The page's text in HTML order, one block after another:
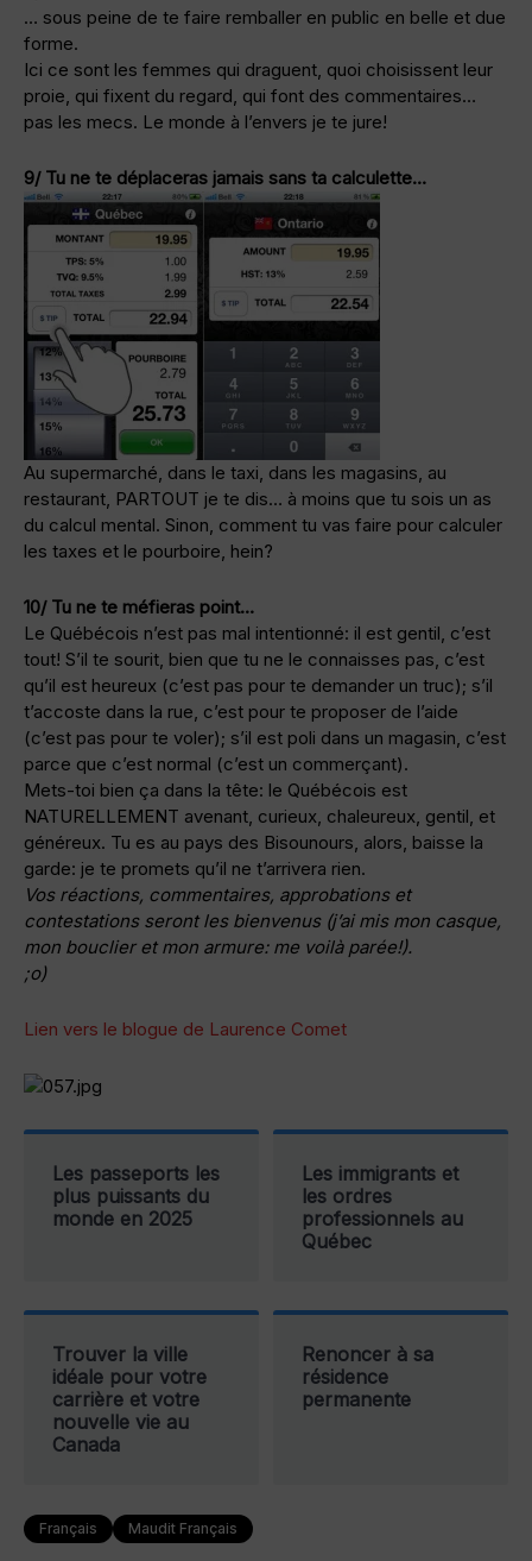
… sous peine de te faire remballer en public en belle et due
forme.
Ici ce sont les femmes qui draguent, quoi choisissent leur
proie, qui fixent du regard, qui font des commentaires…
pas les mecs. Le monde à l’envers je te jure!
9/ Tu ne te déplaceras jamais sans ta calculette…
Au supermarché, dans le taxi, dans les magasins, au
restaurant, PARTOUT je te dis… à moins que tu sois un as
du calcul mental. Sinon, comment tu vas faire pour calculer
les taxes et le pourboire, hein?
10/ Tu ne te méfieras point…
Le Québécois n’est pas mal intentionné: il est gentil, c’est
tout! S’il te sourit, bien que tu ne le connaisses pas, c’est
qu’il est heureux (c’est pas pour te demander un truc); s’il
t’accoste dans la rue, c’est pour te proposer de l’aide
(c’est pas pour te voler); s’il est poli dans un magasin, c’est
parce que c’est normal (c’est un commerçant).
Mets-toi bien ça dans la tête: le Québécois est
NATURELLEMENT avenant, curieux, chaleureux, gentil, et
généreux. Tu es au pays des Bisounours, alors, baisse la
garde: je te promets qu’il ne t’arrivera rien.
Vos réactions, commentaires, approbations et
contestations seront les bienvenus (j’ai mis mon casque,
mon bouclier et mon armure: me voilà parée!).
;o)
Lien vers le blogue de Laurence Comet
Les passeports les
plus puissants du
monde en 2025
Les immigrants et
les ordres
professionnels au
Québec
Trouver la ville
idéale pour votre
carrière et votre
nouvelle vie au
Canada
Renoncer à sa
résidence
permanente
Français Maudit Français